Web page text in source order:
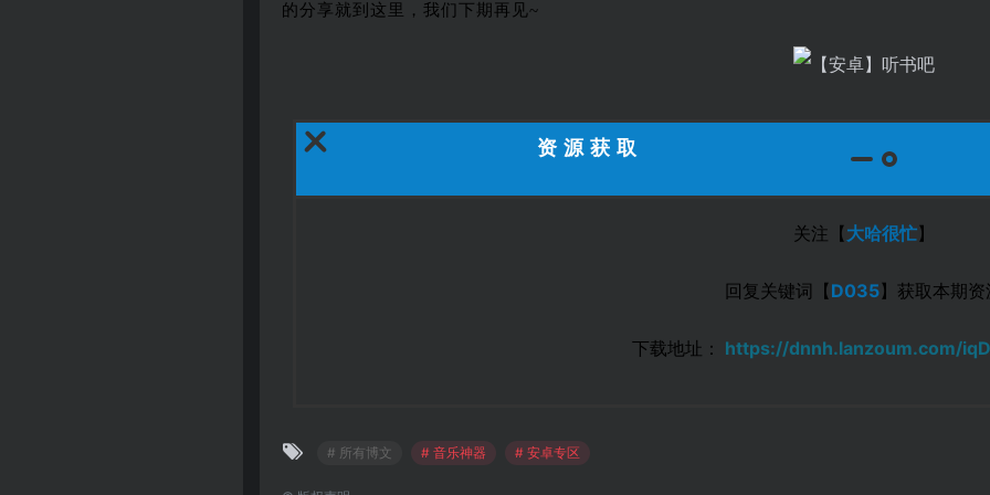
的分享就到这里，我们下期再见~
资源获取
关注【大哈很忙】
回复关键词【D035】获取本期资
下载地址： https://dnnh.lanzoum.com/
# 所有博文 # 音乐神器 # 安卓专区